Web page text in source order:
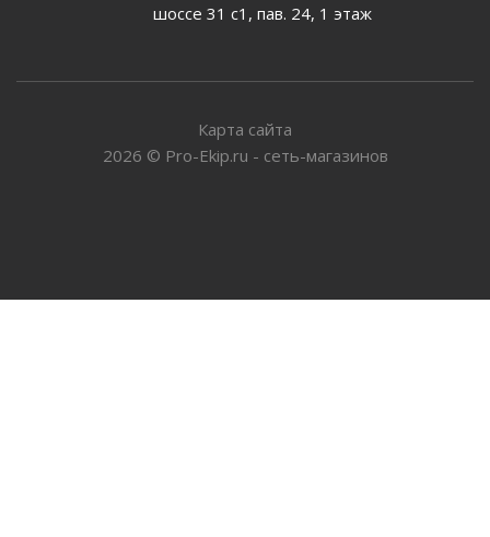
шоссе 31 с1, пав. 24, 1 этаж
Карта сайта
2026 © Pro-Ekip.ru - сеть-магазинов